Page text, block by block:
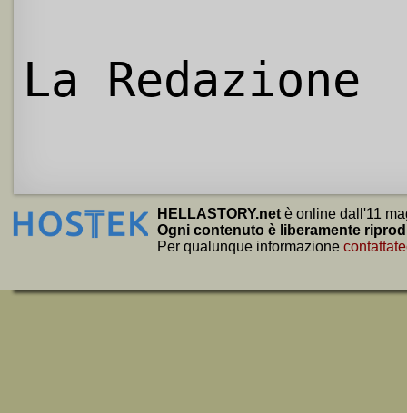
La Redazione
HELLASTORY.net è online dall'11
Ogni contenuto è liberamente
Per qualunque informazione